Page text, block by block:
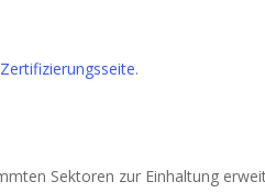
.
Sektoren zur Einhaltung